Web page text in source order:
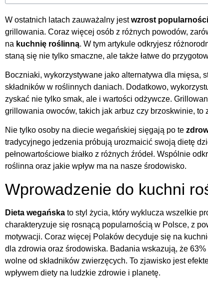
W ostatnich latach zauważalny jestwzrost
grillowania. Coraz więcej osób z różnych powodów,
na kuchnię roślinną. W tym artykule odkryjesz
staną się nie tylko smaczne, ale także łatwe do
Boczniaki, wykorzystywane jako alternatywa dla mięsa,
składników w roślinnych daniach. Dodatkowo,
zyskać nie tylko smak, ale i wartości odżywcze.
grillowania owoców, takich jak arbuz czy brzoskwinie, to
Nie tylko osoby na diecie wegańskiej sięgają po te
tradycyjnego jedzenia próbują urozmaicić swoją dietę
pełnowartościowe białko z różnych źródeł. Wspólnie
roślinna oraz jakie wpływ ma na nasze środowisko.
Wprowadzenie do kuchni
Dieta wegańska to styl życia, który wyklucza wszelkie
charakteryzuje się rosnącą popularnością w Polsce, z
motywacji. Coraz więcej Polaków decyduje się na
dla zdrowia oraz środowiska. Badania wskazują, że
wolne od składników zwierzęcych. To zjawisko jest
wpływem diety na ludzkie zdrowie i planetę.